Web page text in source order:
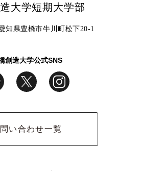
大学短期大学部
知県豊橋市牛川町松下20-1
創造大学公式SNS
い合わせ一覧